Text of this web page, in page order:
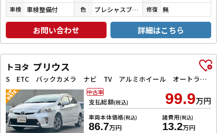
車検 車検整備付 色 プレシャスブラックパール 修復 無
お問い合わせ 詳細はこちら
トヨタ プリウス
S ETC バックカメラ ナビ TV アルミホイール オートライト HID スマートキー 電動格納ミラー CVT 盗難防止システム 衝突安全ボディ ABS ESC CD Bluetooth エアコン
支払総額(税込) 99.9万円
車両本体価格(税込)
86.7万円
諸費用(税込)
13.2万円
中古車